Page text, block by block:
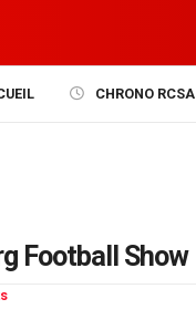
CHRONO RCSA
Football Show